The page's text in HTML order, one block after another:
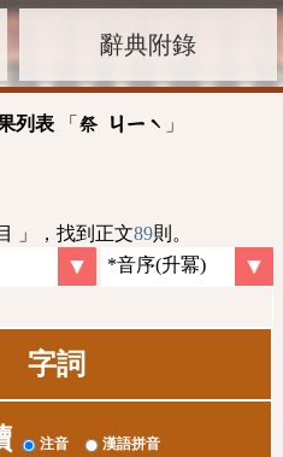
辭典附錄
列表 「 祭 ㄐㄧˋ 」
」，找到正文89則。
字詞
注音 漢語拼音